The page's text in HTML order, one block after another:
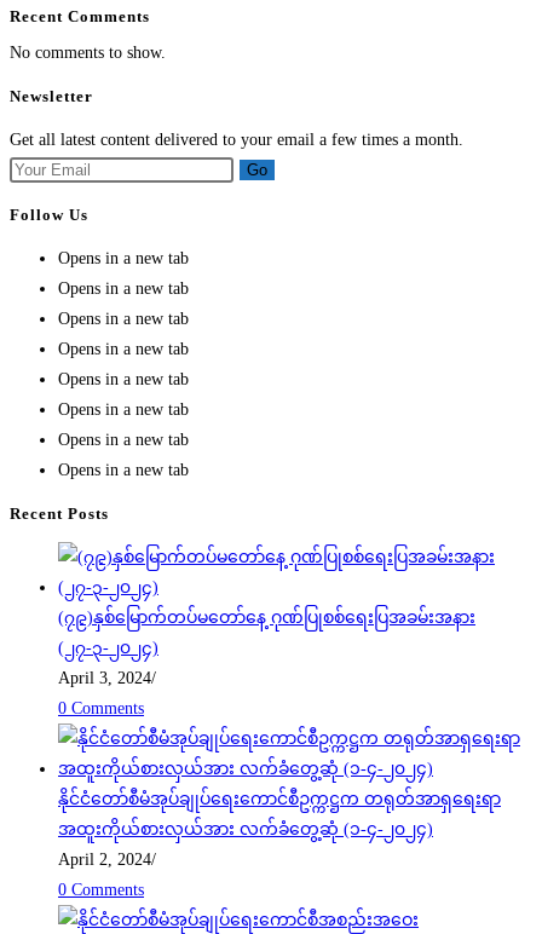
Recent Comments
No comments to show.
Newsletter
Get all latest content delivered to your email a few times a month.
Go
Follow Us
Opens in a new tab
Opens in a new tab
Opens in a new tab
Opens in a new tab
Opens in a new tab
Opens in a new tab
Opens in a new tab
Opens in a new tab
Recent Posts
(၇၉)နှစ်မြောက်တပ်မတော်နေ့ ဂုဏ်ပြုစစ်ရေးပြအခမ်းအနား
(၂၇-၃-၂၀၂၄)
April 3, 2024/
0 Comments
နိုင်ငံတော်စီမံအုပ်ချုပ်ရေးကောင်စီဥက္ကဋ္ဌက တရုတ်အာရှရေးရာ
အထူးကိုယ်စားလှယ်အား လက်ခံတွေ့ဆုံ (၁-၄-၂၀၂၄)
April 2, 2024/
0 Comments